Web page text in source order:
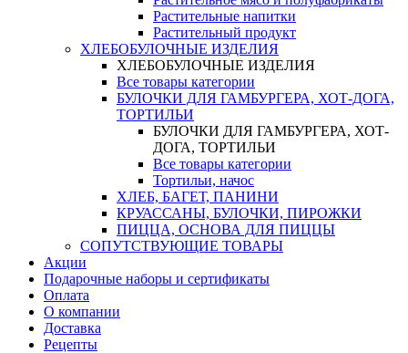
Растительные напитки
Растительный продукт
ХЛЕБОБУЛОЧНЫЕ ИЗДЕЛИЯ
ХЛЕБОБУЛОЧНЫЕ ИЗДЕЛИЯ
Все товары категории
БУЛОЧКИ ДЛЯ ГАМБУРГЕРА, ХОТ-ДОГА,
ТОРТИЛЬИ
БУЛОЧКИ ДЛЯ ГАМБУРГЕРА, ХОТ-
ДОГА, ТОРТИЛЬИ
Все товары категории
Тортильи, начос
ХЛЕБ, БАГЕТ, ПАНИНИ
КРУАССАНЫ, БУЛОЧКИ, ПИРОЖКИ
ПИЦЦА, ОСНОВА ДЛЯ ПИЦЦЫ
СОПУТСТВУЮЩИЕ ТОВАРЫ
Акции
Подарочные наборы и сертификаты
Оплата
О компании
Доставка
Рецепты